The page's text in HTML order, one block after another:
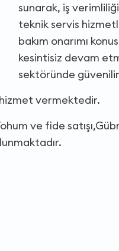
sunarak, iş
teknik servis
bakım onarımı
kesintisiz devam
sektöründe
vermektedir.
ve fide